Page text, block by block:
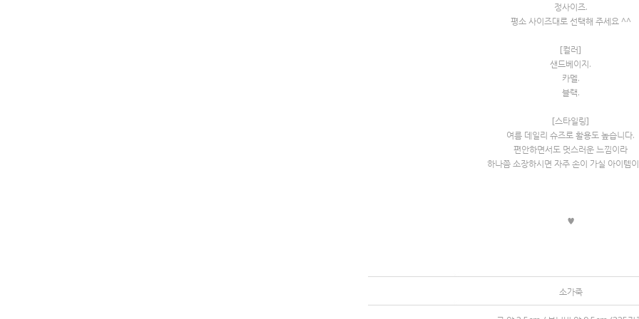
정사이즈.
평소 사이즈대로 선택해 주세요 ^^
[컬러]
샌드베이지.
카멜.
블랙.
[스타일링]
여름 데일리 슈즈로 활용도 높습니다.
편안하면서도 멋스러운 느낌이라
하나쯤 소장하시면 자주 손이 가실 아이템
♥
소가죽